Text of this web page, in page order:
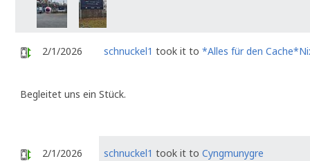
2/1/2026 schnuckel1 took it to *Alles für den
Begleitet uns ein Stück.
2/1/2026 schnuckel1 took it to Cyngmunygre